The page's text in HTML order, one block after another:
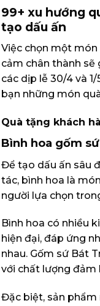
99+ xu hướng
tạo dấu ấn
Việc chọn một
cảm chân thành
các dịp lễ 30/4 và
bạn những món
Quà tặng khách
Bình hoa gốm sứ
Để tạo dấu ấn sâu
tác, bình hoa là
người lựa chọn
Bình hoa có nhiều
hiện đại, đáp ứng
nhau. Gốm sứ Bát
với chất lượng đảm
Đặc biệt, sản phẩm